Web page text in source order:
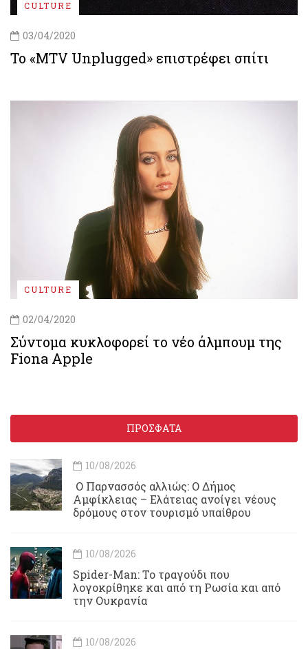
CULTURE
03/04/2020
To «MTV Unplugged» επιστρέφει σπίτι
CULTURE
02/04/2020
Σύντομα κυκλοφορεί το νέο άλμπουμ της
Fiona Apple
ΠΡΟΣΦΑΤΑ
10/08/2026
Ο Παρνασσός αλλιώς: Ο Δήμος
Αμφίκλειας – Ελάτειας ανοίγει νέους
δρόμους στον τουρισμό υπαίθρου
10/08/2026
Spider-Man: Το τραγούδι που
λογοκρίθηκε και από τη Ρωσία και από
την Ουκρανία
10/08/2026